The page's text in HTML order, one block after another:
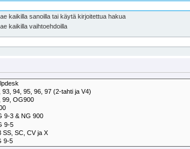
kaikilla sanoilla tai käytä kirjoitettua hakua
kaikilla vaihtoehdoilla